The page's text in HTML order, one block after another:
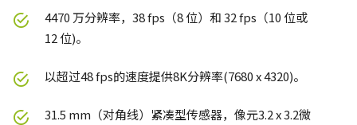
4470 万分辨率，38 fps（8 位）和 32 fps（10 位或
12 位)。
以超过48 fps的速度提供8K分辨率(7680 x 4320)。
31.5 mm（对角线）紧凑型传感器，像元3.2 x 3.2微